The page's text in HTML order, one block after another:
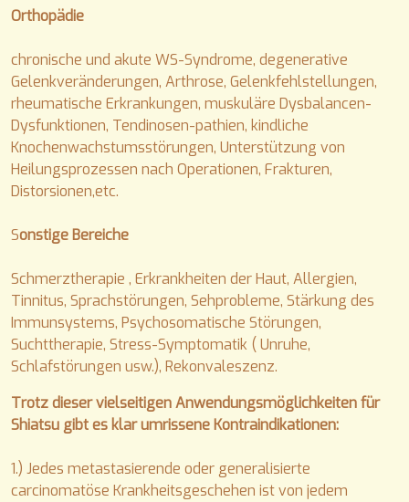
Orthopädie
chronische und akute WS-Syndrome, degenerative
Gelenkveränderungen, Arthrose, Gelenkfehlstellungen,
rheumatische Erkrankungen, muskuläre Dysbalancen-
Dysfunktionen, Tendinosen-pathien, kindliche
Knochenwachstumsstörungen, Unterstützung von
Heilungsprozessen nach Operationen, Frakturen,
Distorsionen,etc.
Sonstige Bereiche
Schmerztherapie , Erkrankheiten der Haut, Allergien,
Tinnitus, Sprachstörungen, Sehprobleme, Stärkung des
Immunsystems, Psychosomatische Störungen,
Suchttherapie, Stress-Symptomatik ( Unruhe,
Schlafstörungen usw.), Rekonvaleszenz.
Trotz dieser vielseitigen Anwendungsmöglichkeiten für
Shiatsu gibt es klar umrissene Kontraindikationen:
1.) Jedes metastasierende oder generalisierte
carcinomatöse Krankheitsgeschehen ist von jedem